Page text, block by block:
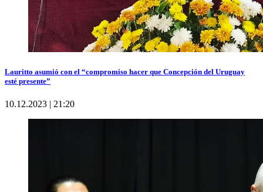
Lauritto asumió con el “compromiso hacer que Concepción del Uruguay
esté presente”
10.12.2023 | 21:20